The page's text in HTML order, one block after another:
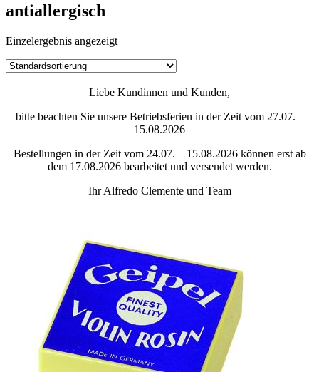
antiallergisch
Einzelergebnis angezeigt
Liebe Kundinnen und Kunden,
bitte beachten Sie unsere Betriebsferien in der Zeit vom 27.07. –
15.08.2026
Bestellungen in der Zeit vom 24.07. – 15.08.2026 können erst ab
dem 17.08.2026 bearbeitet und versendet werden.
Ihr Alfredo Clemente und Team